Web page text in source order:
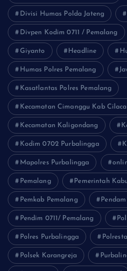
Divisi Humas Polda Jateng
Divpen Kodim 0711 / Pemalang
Giyanto Headline
Humas Polres Pemalang
Kasatlantas Polres Pemalang
Kecamatan Cimanggu Kab
Kecamatan Kaligondang
Kodim 0702 Purbalingga
Mapolres Purbalingga
Pemalang Pemerintah
Pemkab Pemalang
Pendim 0711/ Pemalang
Polres Purbalingga
Polsek Karangreja